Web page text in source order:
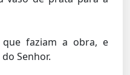
faziam a obra, e
Senhor.